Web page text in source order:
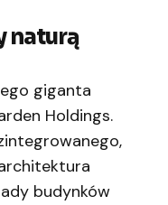
naturą
giganta
Holdings.
budynków